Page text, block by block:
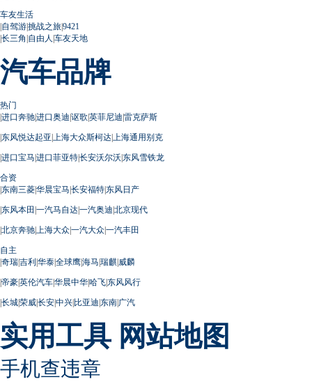
车友生活
|自驾游|挑战之旅|9421
|长三角 |自由人 |车友天地
汽车品牌
热门
|进口奔驰|进口奥迪|讴歌|英菲尼迪|雷克萨斯
|东风悦达起亚| 上海大众斯柯达| 上海通用别克
|进口宝马|进口菲亚特|长安沃尔沃|东风雪铁龙
合资
|东南三菱|华晨宝马|长安福特|东风日产
|东风本田 |一汽马自达|一汽奥迪|北京现代
|北京奔驰| 上海大众|一汽大众|一汽丰田
自主
|奇瑞|吉利|华泰|全球鹰|海马|瑞麒|威麟
|帝豪|英伦汽车|华晨中华|哈飞|东风风行
|长城|荣威|长安|中兴|比亚迪|东南|广汽
实用工具 网站地图
手机查违章